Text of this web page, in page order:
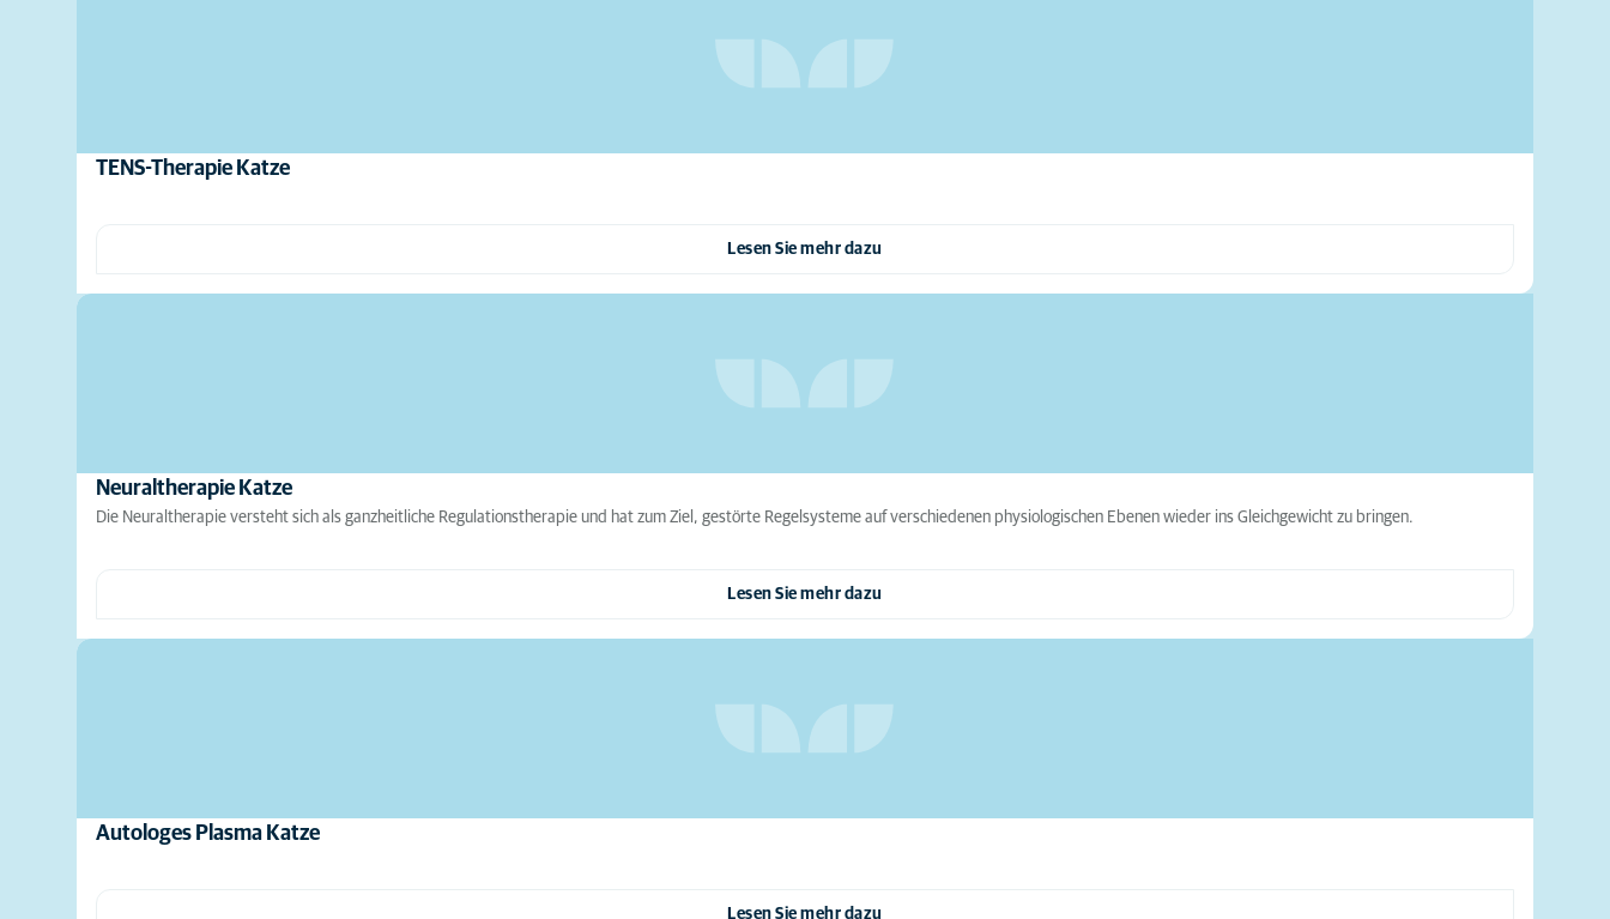
TENS-Therapie Katze
Lesen Sie mehr dazu
Neuraltherapie Katze
Die Neuraltherapie versteht sich als ganzheitliche Regulationstherapie und hat zum Ziel, gestörte Regelsysteme auf verschiedenen physiologischen Ebenen wieder ins Gleichgewicht zu bringen.
Lesen Sie mehr dazu
Autologes Plasma Katze
Lesen Sie mehr dazu